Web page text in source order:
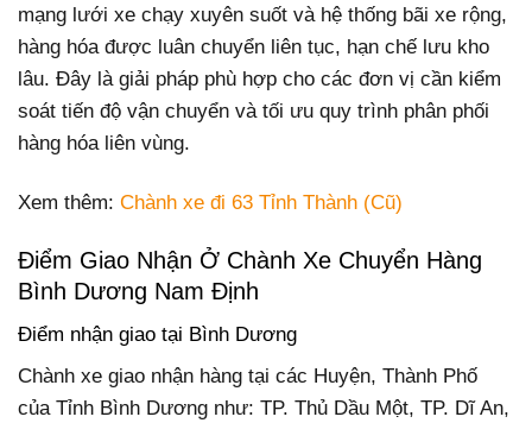
mạng lưới xe chạy xuyên suốt và hệ thống bãi xe rộng,
hàng hóa được luân chuyển liên tục, hạn chế lưu kho
lâu. Đây là giải pháp phù hợp cho các đơn vị cần kiểm
soát tiến độ vận chuyển và tối ưu quy trình phân phối
hàng hóa liên vùng.
Xem thêm: Chành xe đi 63 Tỉnh Thành (Cũ)
Điểm Giao Nhận Ở Chành Xe Chuyển Hàng
Bình Dương Nam Định
Điểm nhận giao tại Bình Dương
Chành xe giao nhận hàng tại các Huyện, Thành Phố
của Tỉnh Bình Dương như: TP. Thủ Dầu Một, TP. Dĩ An,